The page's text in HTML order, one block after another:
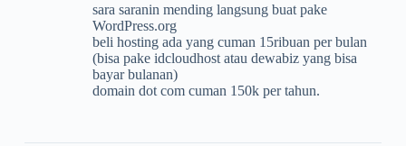
sara saranin mending langsung buat pake
WordPress.org
beli hosting ada yang cuman 15ribuan per bulan
(bisa pake idcloudhost atau dewabiz yang bisa
bayar bulanan)
domain dot com cuman 150k per tahun.